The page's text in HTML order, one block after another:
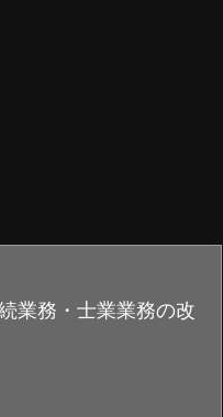
業務・士業業務の改